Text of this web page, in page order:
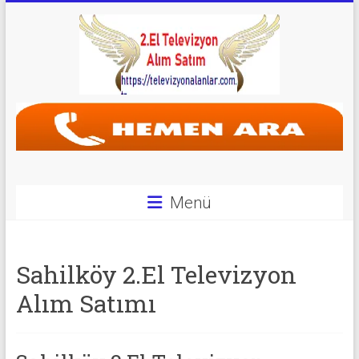
Televizyon
Alanlar
Alanlar
|
Menü
Sahilköy 2.El Televizyon
Alım Satımı